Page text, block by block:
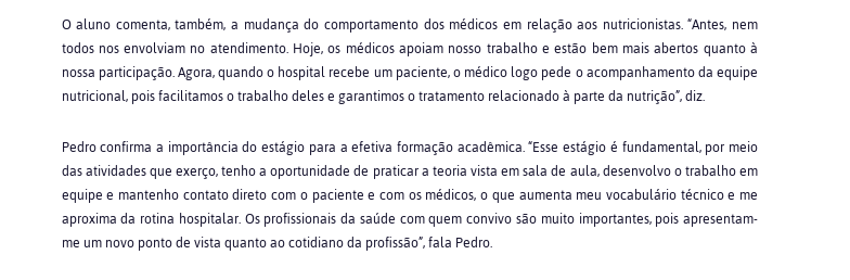
O aluno comenta, também, a mudança do comportamento dos médicos em relação aos nutricionistas. “Antes, nem
todos nos envolviam no atendimento. Hoje, os médicos apoiam nosso trabalho e estão bem mais abertos quanto à
nossa participação. Agora, quando o hospital recebe um paciente, o médico logo pede o acompanhamento da equipe
nutricional, pois facilitamos o trabalho deles e garantimos o tratamento relacionado à parte da nutrição”, diz.
Pedro confirma a importância do estágio para a efetiva formação acadêmica. “Esse estágio é fundamental, por meio
das atividades que exerço, tenho a oportunidade de praticar a teoria vista em sala de aula, desenvolvo o trabalho em
equipe e mantenho contato direto com o paciente e com os médicos, o que aumenta meu vocabulário técnico e me
aproxima da rotina hospitalar. Os profissionais da saúde com quem convivo são muito importantes, pois apresentam-
me um novo ponto de vista quanto ao cotidiano da profissão”, fala Pedro.